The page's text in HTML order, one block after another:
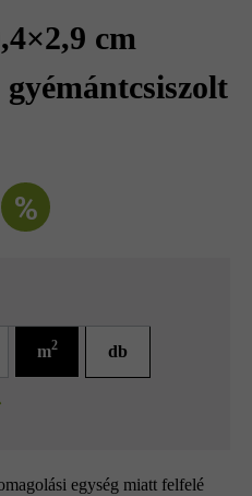
cm
gyémántcsiszolt
%
m2 db
egység miatt felfelé